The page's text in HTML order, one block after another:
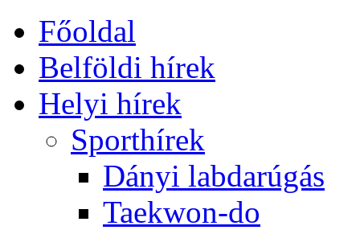
Főoldal
Belföldi hírek
Helyi hírek
Sporthírek
Dányi labdarúgás
Taekwon-do